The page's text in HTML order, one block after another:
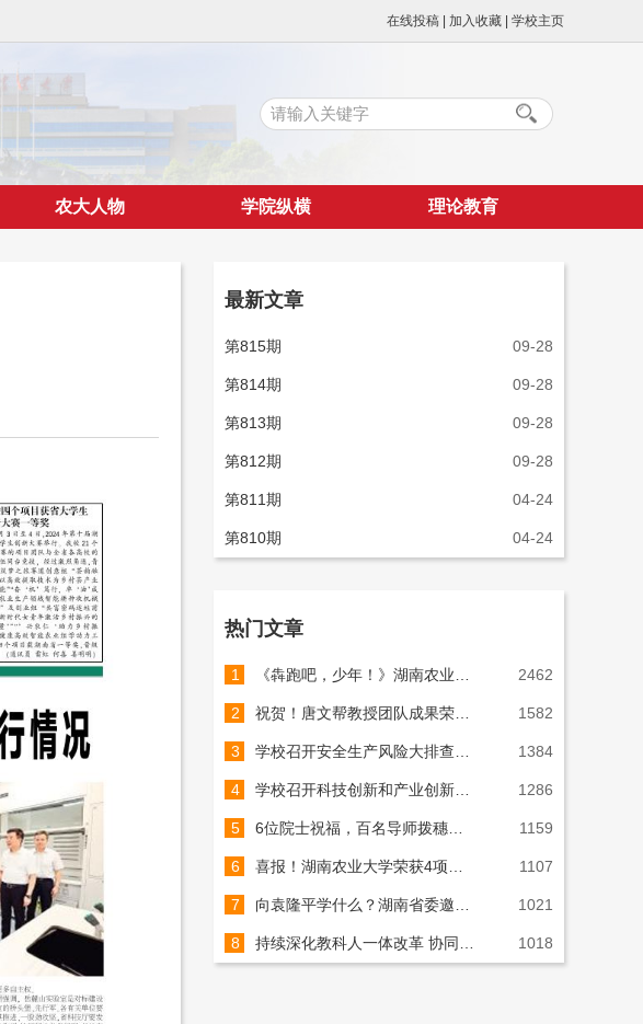
在线投稿 加入收藏 学校主页
农大人物 学院纵横 理论教育
最新文章
09-28
第815期
09-28
第814期
09-28
第813期
09-28
第812期
04-24
第811期
04-24
第810期
热门文章
1 2462
2 1582
3 1384
4 1286
5 1159
6 1107
7 1021
8 1018